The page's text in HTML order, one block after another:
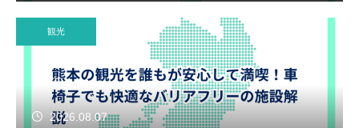
観光
2026.08.07